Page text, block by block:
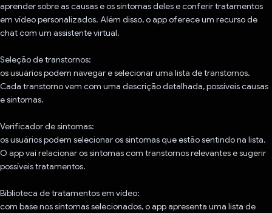
aprender sobre as causas e os sintomas deles e conferir tratamentos
em vídeo personalizados. Além disso, o app oferece um recurso de
chat com um assistente virtual.
Seleção de transtornos:
os usuários podem navegar e selecionar uma lista de transtornos.
Cada transtorno vem com uma descrição detalhada, possíveis causas
e sintomas.
Verificador de sintomas:
os usuários podem selecionar os sintomas que estão sentindo na lista.
O app vai relacionar os sintomas com transtornos relevantes e sugerir
possíveis tratamentos.
Biblioteca de tratamentos em vídeo:
com base nos sintomas selecionados, o app apresenta uma lista de